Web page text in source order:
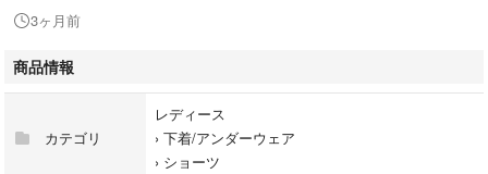
3ヶ月前
商品情報
カテゴリ
レディース
› 下着/アンダーウェア
› ショーツ